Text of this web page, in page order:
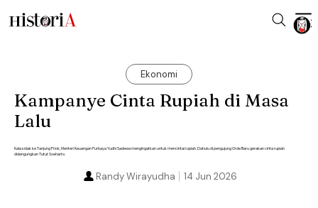
Ekonomi
Kampanye Cinta Rupiah di Masa
Lalu
Kala sidak ke Tanjung Priok, Menteri Keuangan Purbaya Yudhi Sadewa mengingatkan untuk mencintai rupiah. Dahulu di pengujung Orde Baru gerakan cinta rupiah
didengungkan Tutut Soeharto.
14 Jun 2026
Randy Wirayudha